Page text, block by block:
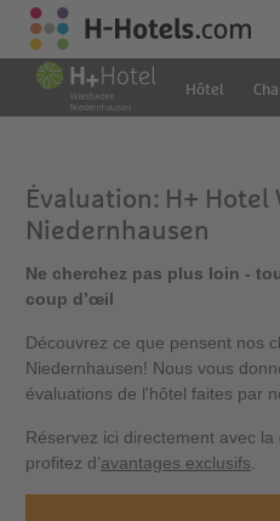
Hôtel
Évaluation: H+ Hotel
Niedernhausen
Ne cherchez pas plus loin -
coup d’œil
Découvrez ce que pensent nos
Niedernhausen! Nous vous
évaluations de l'hôtel faites par
Réservez ici directement avec la
profitez d’avantages exclusifs